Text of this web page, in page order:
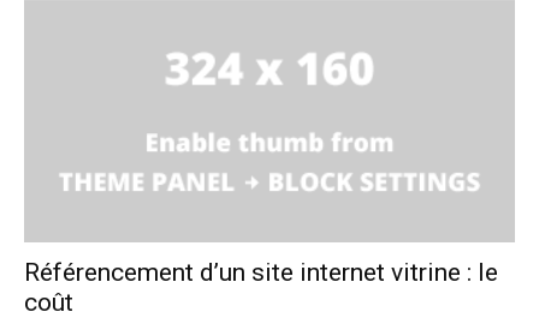
Référencement d’un site internet vitrine : le
coût